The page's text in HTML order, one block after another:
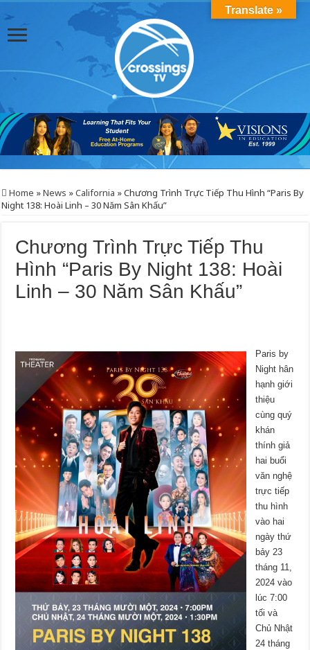
Home »News »California »Chương Trình Trực Tiếp Thu Hình “Paris By
Night 138: Hoài Linh – 30 Năm Sân Khấu”
Chương Trình Trực Tiếp Thu
Hình “Paris By Night 138: Hoài
Linh – 30 Năm Sân Khấu”
Paris by
Night hân
hạnh giới
thiệu
cùng quý
khán
thính giả
hai buổi
văn nghệ
trực tiếp
thu hình
vào hai
ngày thứ
bảy 23
tháng 11,
2024 vào
lúc 7:00
tối và
Chủ Nhật
24 tháng
Translate »